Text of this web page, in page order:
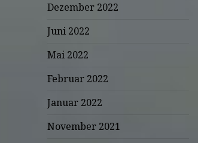
Dezember 2022
Juni 2022
Mai 2022
Februar 2022
Januar 2022
November 2021